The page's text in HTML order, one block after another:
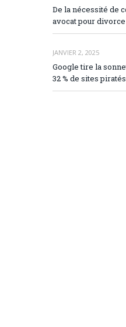
De la nécessité de
avocat pour divorce
JANVIER 2, 2025
Google tire la
32 % de sites